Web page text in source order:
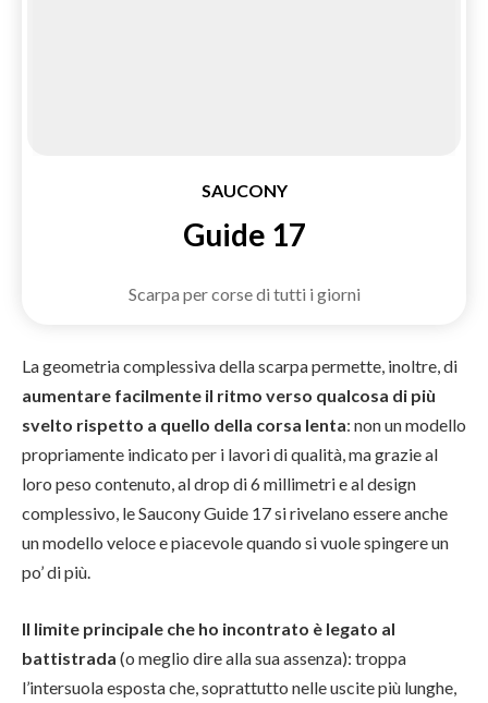
SAUCONY
Guide 17
Scarpa per corse di tutti i giorni
La geometria complessiva della scarpa permette, inoltre, di
aumentare facilmente il ritmo verso qualcosa di più
svelto rispetto a quello della corsa lenta: non un modello
propriamente indicato per i lavori di qualità, ma grazie al
loro peso contenuto, al drop di 6 millimetri e al design
complessivo, le Saucony Guide 17 si rivelano essere anche
un modello veloce e piacevole quando si vuole spingere un
po’ di più.
Il limite principale che ho incontrato è legato al
battistrada (o meglio dire alla sua assenza): troppa
l’intersuola esposta che, soprattutto nelle uscite più lunghe,